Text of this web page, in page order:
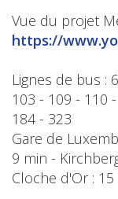
Vue du projet
https://
Lignes de bus :
103 - 109 - 110
184 - 323
Gare de
9 min -
Cloche d'Or : 15